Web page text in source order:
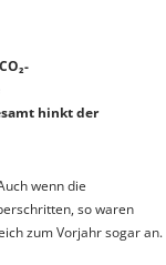
hinkt der
wenn die
so waren
zum Vorjahr sogar an.